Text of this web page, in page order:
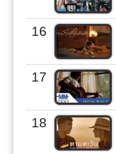
16
17
18